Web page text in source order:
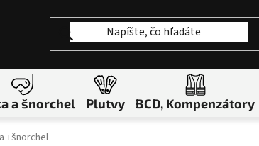
a šnorchel Plutvy BCD, Kompenzátory
+šnorchel